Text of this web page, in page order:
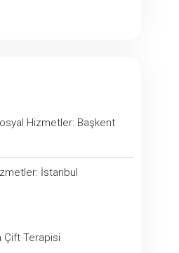
Hizmetler: Başkent
İstanbul
Çift Terapisi